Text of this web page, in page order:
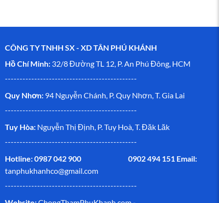
CÔNG TY TNHH SX - XD TÂN PHÚ KHÁNH
Hồ Chí Minh: 32/8 Đường TL 12, P. An Phú Đông, HCM
---------------------------------------------
Quy Nhơn: 94 Nguyễn Chánh, P. Quy Nhơn, T. Gia Lai
---------------------------------------------
Tuy Hòa: Nguyễn Thị Định, P. Tuy Hoà, T. Đăk Lăk
---------------------------------------------
Hotline: 0987 042 900 0902 494 151 Email:
tanphukhanhco@gmail.com
---------------------------------------------